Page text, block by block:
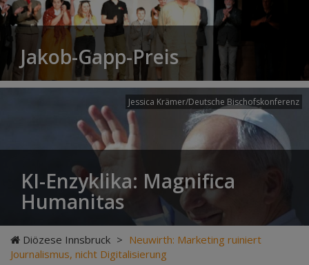
Jakob-Gapp-Preis
Jessica Krämer/Deutsche Bischofskonferenz
KI-Enzyklika: Magnifica
Humanitas
Diözese Innsbruck > Neuwirth: Marketing ruiniert
Journalismus, nicht Digitalisierung